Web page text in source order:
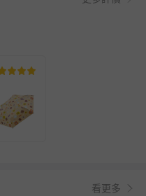
看更多